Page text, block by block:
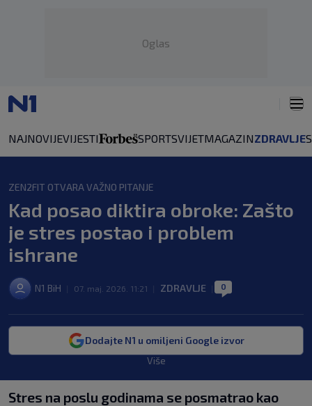
Oglas
NAJNOVIJEVIJESTI SPORTSVIJETMAGAZINZDRAVLJE
ZEN2FIT OTVARA VAŽNO PITANJE
Kad posao diktira obroke: Zašto
je stres postao i problem
ishrane
N1 BiH 07. maj. 2026. 11:21 ZDRAVLJE 0
Dodajte N1 u omiljeni Google izvor
Više
Stres na poslu godinama se posmatrao kao